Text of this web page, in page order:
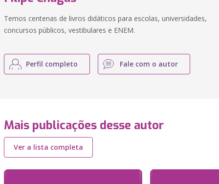
Temos centenas de livros didáticos para escolas, universidades,
concursos públicos, vestibulares e ENEM.
Perfil completo Fale com o autor
Mais publicações desse autor
Ver a lista completa